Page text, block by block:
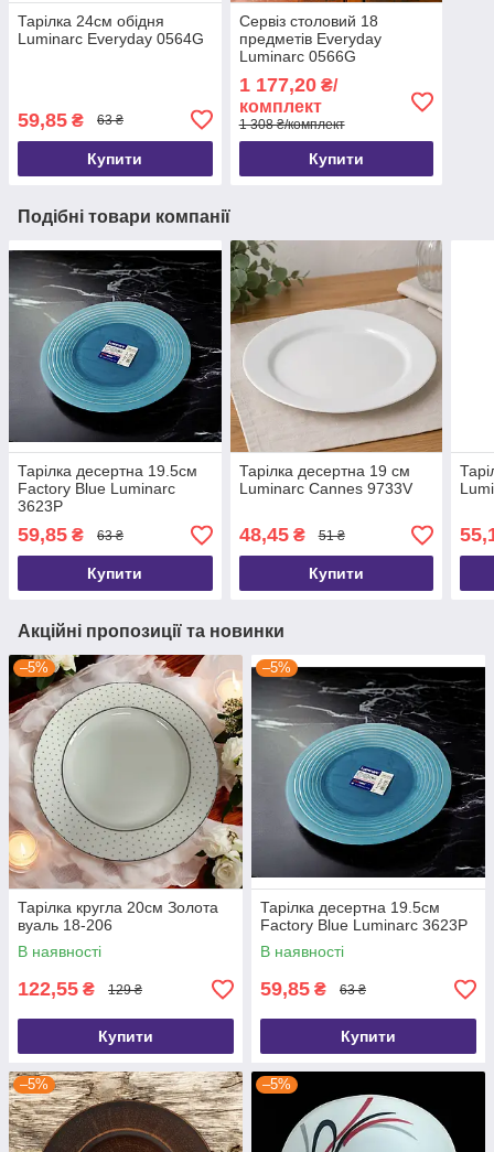
Тарілка 24см обідня
Luminarc Everyday 0564G
59,85 ₴ 63 ₴
Купити
Сервіз столовий 18
предметів Everyday
Luminarc 0566G
1 177,20₴/
комплект
1 308 ₴/комплект
Купити
Подібні товари компанії
Тарілка десертна 19.5см
Factory Blue Luminarc
3623P
59,85 ₴ 63 ₴
Купити
Тарілка десертна 19 см
Luminarc Cannes 9733V
48,45₴ 51 ₴
Купити
Акційні пропозиції та новинки
–5%
Тарілка кругла 20см Золота
вуаль 18-206
В наявності
122,55 ₴ 129 ₴
Купити
–5%
Тарілка десертна 19.5см
Factory Blue Luminarc 3623P
В наявності
59,85 ₴ 63 ₴
Купити
–5% –5%